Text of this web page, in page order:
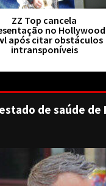
ZZ Top cancela
no Hollywood
após citar obstáculos
intransponíveis
de saúde